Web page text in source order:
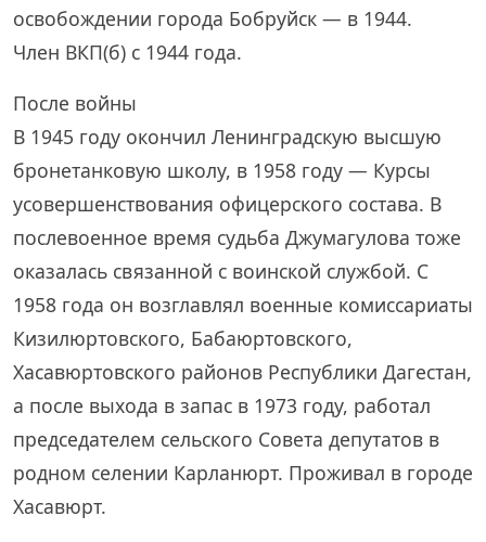
освобождении города Бобруйск — в 1944.
Член ВКП(б) с 1944 года.
После войны
В 1945 году окончил Ленинградскую высшую
бронетанковую школу, в 1958 году — Курсы
усовершенствования офицерского состава. В
послевоенное время судьба Джумагулова тоже
оказалась связанной с воинской службой. С
1958 года он возглавлял военные комиссариаты
Кизилюртовского, Бабаюртовского,
Хасавюртовского районов Республики Дагестан,
а после выхода в запас в 1973 году, работал
председателем сельского Совета депутатов в
родном селении Карланюрт. Проживал в городе
Хасавюрт.